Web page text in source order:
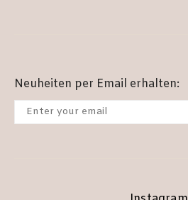
Neuheiten per Email erhalten: